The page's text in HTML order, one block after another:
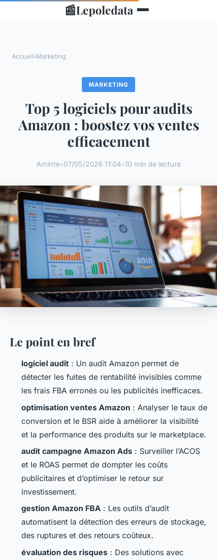
📰Lepoledata
Accueil›Marketing
MARKETING
Top 5 logiciels pour audits
Amazon : boostez vos ventes
efficacement
Aminte•07/05/2026 11:04•10 min de lecture
Le point en bref
logiciel audit : Un audit Amazon permet de
détecter les fuites de rentabilité invisibles comme
les frais FBA erronés ou les publicités inefficaces.
optimisation ventes Amazon : Analyser le taux de
conversion et le BSR aide à améliorer la visibilité
et la performance des produits sur le marketplace.
audit campagne Amazon Ads : Surveiller l’ACOS
et le ROAS permet de dompter les coûts
publicitaires et d’optimiser le retour sur
investissement.
gestion Amazon FBA : Les outils d’audit
automatisent la détection des erreurs de stockage,
des ruptures et des retours coûteux.
évaluation des risques : Des solutions avec